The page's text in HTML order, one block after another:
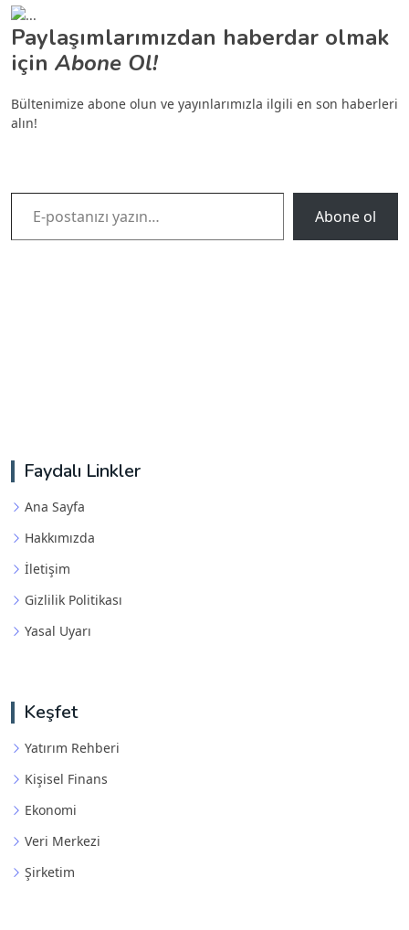
Paylaşımlarımızdan haberdar olmak
için Abone Ol!
Bültenimize abone olun ve yayınlarımızla ilgili en son haberleri
alın!
E-postanızı yazın…
Abone ol
Faydalı Linkler
Ana Sayfa
Hakkımızda
İletişim
Gizlilik Politikası
Yasal Uyarı
Keşfet
Yatırım Rehberi
Kişisel Finans
Ekonomi
Veri Merkezi
Şirketim